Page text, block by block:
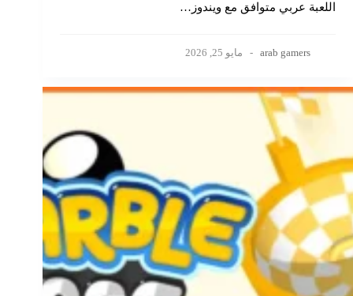
اللعبة عربي متوافق مع ويندوز…
arab gamers مايو 25, 2026